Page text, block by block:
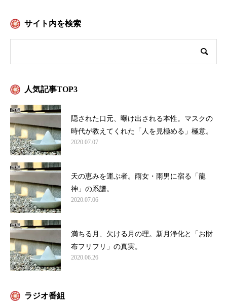
サイト内を検索
人気記事TOP3
隠された口元、曝け出される本性。マスクの
時代が教えてくれた「人を見極める」極意。
2020.07.07
天の恵みを運ぶ者。雨女・雨男に宿る「龍
神」の系譜。
2020.07.06
満ちる月、欠ける月の理。新月浄化と「お財
布フリフリ」の真実。
2020.06.26
ラジオ番組